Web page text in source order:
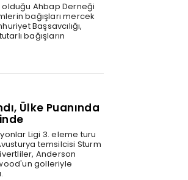
olduğu Ahbap Derneği
bağışları mercek
Başsavcılığı,
bağışların
Ülke Puanında
Ligi 3. eleme turu
temsilcisi Sturm
Anderson
golleriyle